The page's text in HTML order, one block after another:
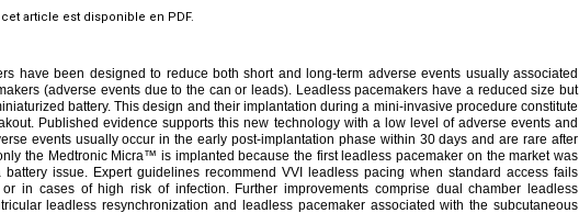
article est disponible en PDF.
have been designed to reduce both short and long-term adverse events usually associated
(adverse events due to the can or leads). Leadless pacemakers have a reduced size but
battery. This design and their implantation during a mini-invasive procedure constitute
Published evidence supports this new technology with a low level of adverse events and
events usually occur in the early post-implantation phase within 30 days and are rare after
the Medtronic Micra™ is implanted because the first leadless pacemaker on the market was
issue. Expert guidelines recommend VVI leadless pacing when standard access fails
in cases of high risk of infection. Further improvements comprise dual chamber leadless
leadless resynchronization and leadless pacemaker associated with the subcutaneous